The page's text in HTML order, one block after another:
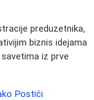
preduzetnika,
biznis idejama
iz prve
Postići